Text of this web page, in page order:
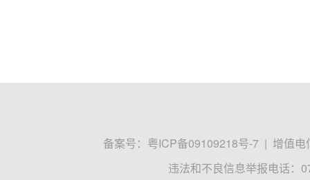
备案号： 粤ICP备09109218号-7 | 增值电
违法和不良信息举报电话：